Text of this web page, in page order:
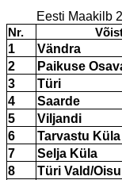
Eesti Maakilb
Nr.
1 Vändra
2
Paikuse
3
Türi
4
Saarde
5
Viljandi
6
Tarvastu Küla
7
Selja Küla
8
Türi Vald/Oisu